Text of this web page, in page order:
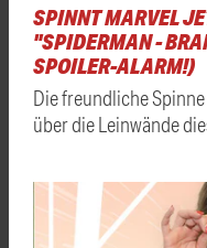
SPINNT MARVEL
"SPIDERMAN -
SPOILER-ALARM!)
Die freundliche
über die Leinwände